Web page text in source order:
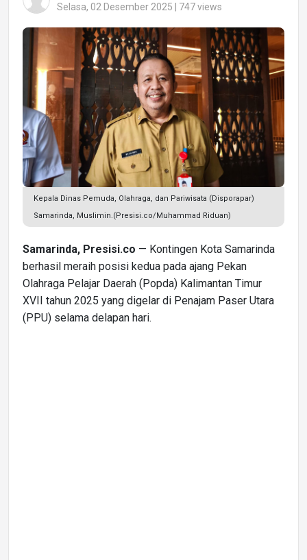
Selasa, 02 Desember 2025 | 747 views
Kepala Dinas Pemuda, Olahraga, dan Pariwisata (Disporapar)
Samarinda, Muslimin.(Presisi.co/Muhammad Riduan)
Samarinda, Presisi.co — Kontingen Kota Samarinda
berhasil meraih posisi kedua pada ajang Pekan
Olahraga Pelajar Daerah (Popda) Kalimantan Timur
XVII tahun 2025 yang digelar di Penajam Paser Utara
(PPU) selama delapan hari.